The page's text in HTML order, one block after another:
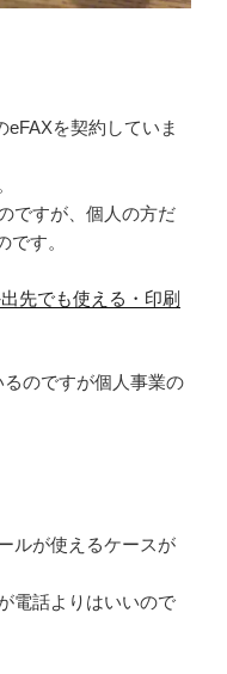
eFAXを契約していま
ですが、個人の方だ
す。
先でも使える・印刷
のですが個人事業の
ルが使えるケースが
電話よりはいいので